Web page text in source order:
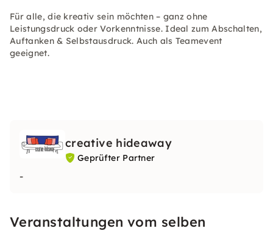
Für alle, die kreativ sein möchten – ganz ohne
Leistungsdruck oder Vorkenntnisse. Ideal zum Abschalten,
Auftanken & Selbstausdruck. Auch als Teamevent
geeignet.
creative hideaway
Geprüfter Partner
-
Veranstaltungen vom selben